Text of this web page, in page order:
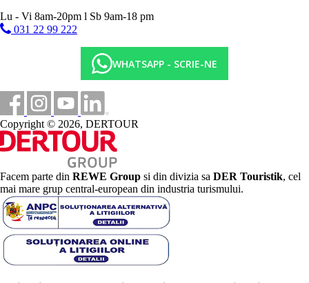
Lu - Vi 8am-20pm l Sb 9am-18 pm
031 22 99 222
WHATSAPP - SCRIE-NE
Copyright © 2026, DERTOUR
Facem parte din REWE Group si din divizia sa DER Touristik, cel
mai mare grup central-european din industria turismului.